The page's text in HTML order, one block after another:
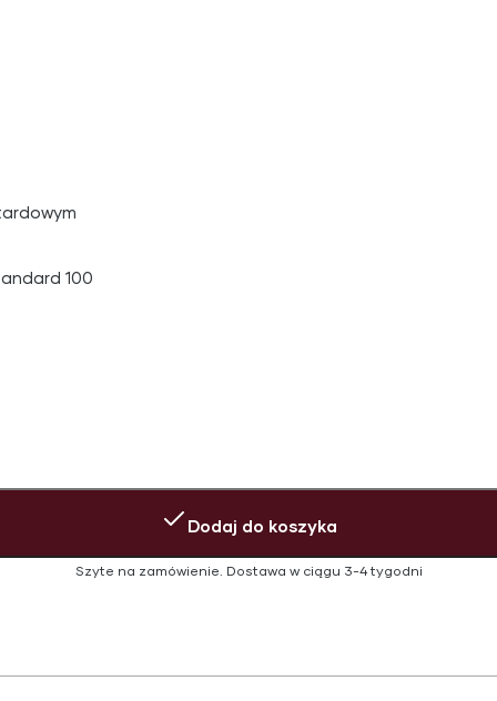
100
Dodaj do koszyka
Szyte na zamówienie. Dostawa w ciągu 3-4 tygodni